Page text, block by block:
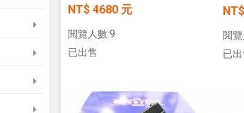
NT$ 4680 元
閱覽人數:9
已出售
加入購物車
閱
已出